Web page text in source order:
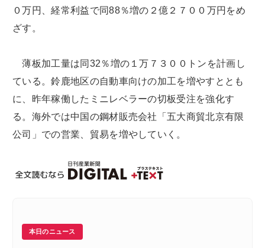
０万円、経常利益で同88％増の２億２７００万円をめ
ざす。
薄板加工量は同32％増の１万７３００トンを計画し
ている。鈴鹿地区の自動車向けの加工を増やすととも
に、昨年稼働したミニレベラーの切板受注を強化す
る。海外では中国の鋼材販売会社「五大商貿北京有限
公司」での営業、貿易を増やしていく。
本日のニュース